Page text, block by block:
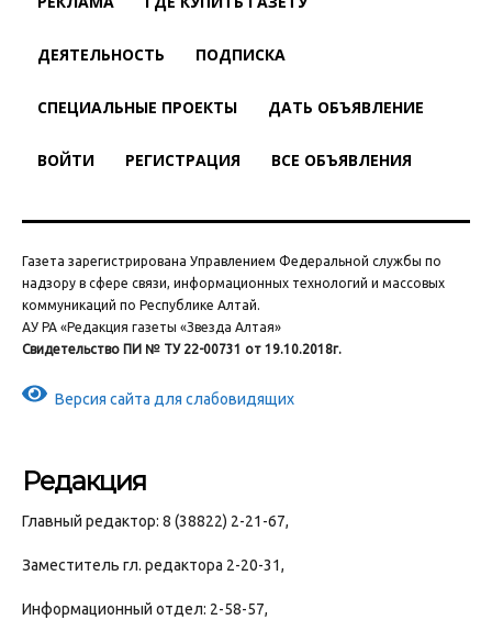
ДЕЯТЕЛЬНОСТЬ ПОДПИСКА
СПЕЦИАЛЬНЫЕ ПРОЕКТЫ ДАТЬ ОБЪЯВЛЕНИЕ
ВОЙТИ РЕГИСТРАЦИЯ ВСЕ ОБЪЯВЛЕНИЯ
Газета зарегистрирована Управлением Федеральной службы по
надзору в сфере связи, информационных технологий и массовых
коммуникаций по Республике Алтай.
АУ РА «Редакция газеты «Звезда Алтая»
Свидетельство ПИ № ТУ 22-00731 от 19.10.2018г.
Версия сайта для слабовидящих
Редакция
Главный редактор: 8 (38822) 2-21-67,
Заместитель гл. редактора 2-20-31,
Информационный отдел: 2-58-57,